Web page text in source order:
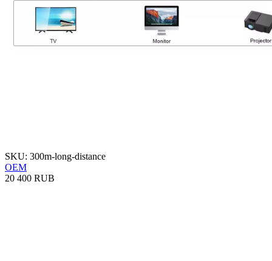
SKU: 300m-long-distance
OEM
20 400 RUB